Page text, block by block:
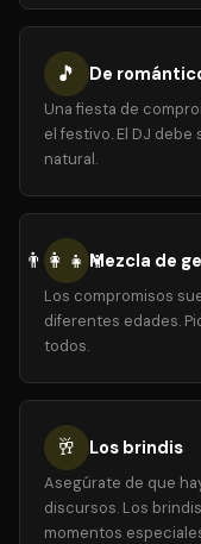
🎵 De
Una fiesta de
el festivo. El DJ
natural.
👨‍👩‍👧‍👦Mezcla de
Los compromisos
diferentes edades.
todos.
🥂 Los brindis
Asegúrate de que
discursos. Los
momentos